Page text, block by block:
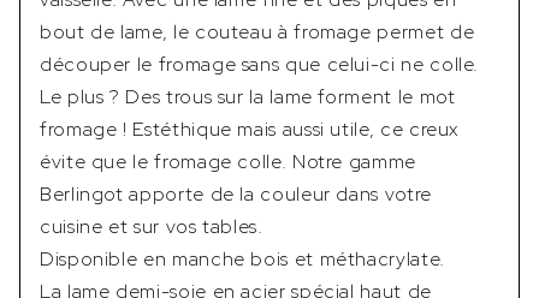
bout de lame, le couteau à fromage permet de
découper le fromage sans que celui-ci ne colle.
Le plus ? Des trous sur la lame forment le mot
fromage ! Estéthique mais aussi utile, ce creux
évite que le fromage colle. Notre gamme
Berlingot apporte de la couleur dans votre
cuisine et sur vos tables.
Disponible en manche bois et méthacrylate.
La lame demi-soie en acier spécial haut de